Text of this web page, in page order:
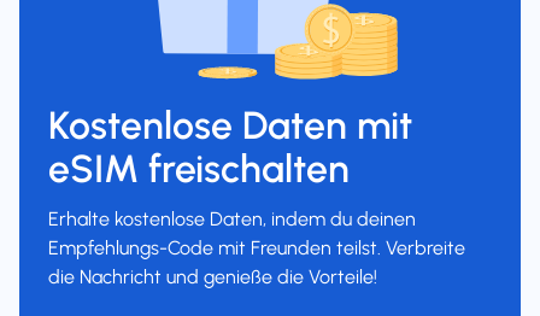
Kostenlose Daten mit
eSIM freischalten
Erhalte kostenlose Daten, indem du deinen
Empfehlungs-Code mit Freunden teilst. Verbreite
die Nachricht und genieße die Vorteile!